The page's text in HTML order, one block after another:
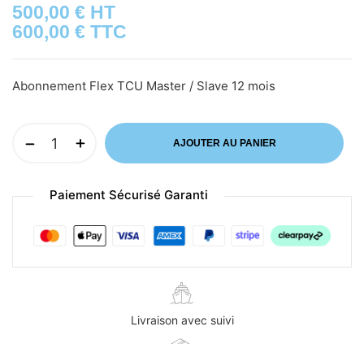
500,00 € HT
600,00 € TTC
Abonnement Flex TCU Master / Slave 12 mois
AJOUTER AU PANIER
Paiement Sécurisé Garanti
Livraison avec suivi